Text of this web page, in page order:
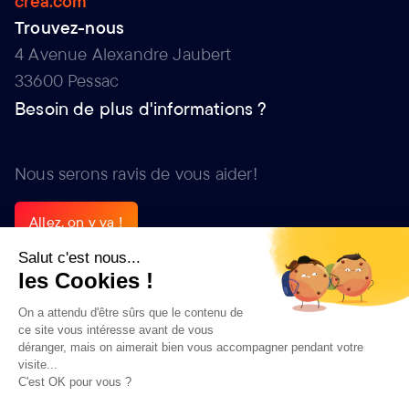
Trouvez-nous
4 Avenue Alexandre Jaubert
33600 Pessac
Besoin de plus d'informations ?
Nous serons ravis de vous aider!
Allez, on y va !
Autres Agences
Marseille